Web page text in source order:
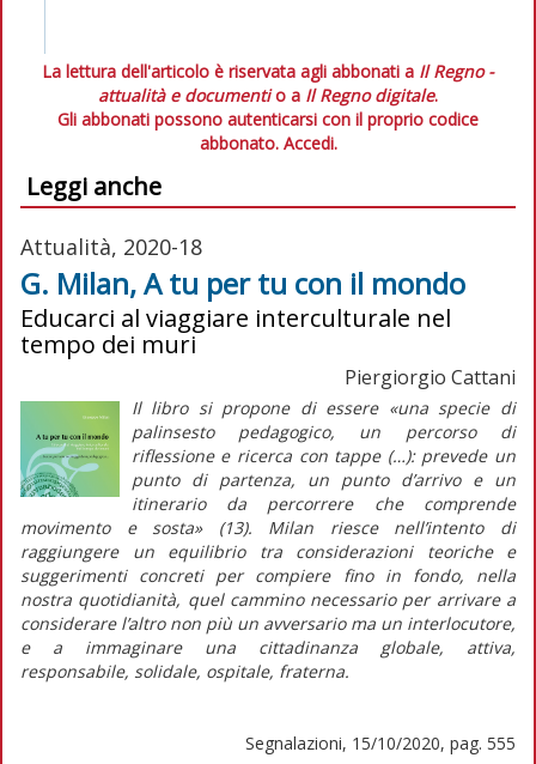
La lettura dell'articolo è riservata agli abbonati a Il Regno -
attualità e documentio a Il Regno digitale.
Gli abbonati possono autenticarsi con il proprio codice
abbonato. Accedi.
Leggi anche
Attualità, 2020-18
G. Milan, A tu per tu con il mondo
Educarci al viaggiare interculturale nel
tempo dei muri
Piergiorgio Cattani
Il libro si propone di essere «una specie di
palinsesto pedagogico, un percorso di
riflessione e ricerca con tappe (…): prevede un
punto di partenza, un punto d’arrivo e un
itinerario da percorrere che comprende
movimento e sosta» (13). Milan riesce nell’intento di
raggiungere un equilibrio tra considerazioni teoriche e
suggerimenti concreti per compiere fino in fondo, nella
nostra quotidianità, quel cammino necessario per arrivare a
considerare l’altro non più un avversario ma un interlocutore,
e a immaginare una cittadinanza globale, attiva,
responsabile, solidale, ospitale, fraterna.
Segnalazioni, 15/10/2020, pag. 555